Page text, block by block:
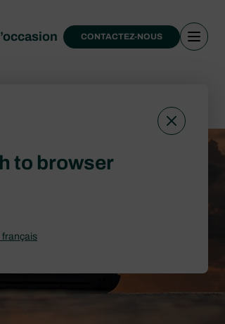
CONTACTEZ-NOUS
to browser
français